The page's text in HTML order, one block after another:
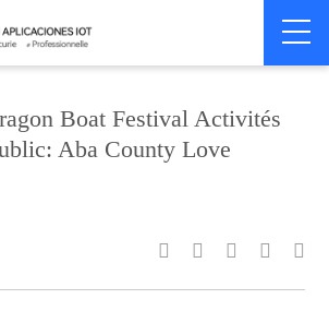
News > Company News
Boat Festival Activités
Aba County Love
    